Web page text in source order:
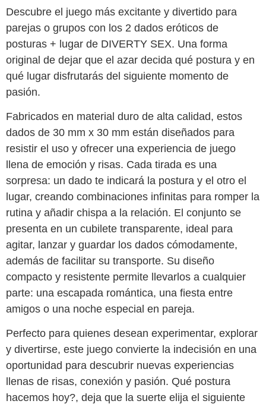
Descubre el juego más excitante y divertido para
parejas o grupos con los 2 dados eróticos de
posturas + lugar de DIVERTY SEX. Una forma
original de dejar que el azar decida qué postura y en
qué lugar disfrutarás del siguiente momento de
pasión.
Fabricados en material duro de alta calidad, estos
dados de 30 mm x 30 mm están diseñados para
resistir el uso y ofrecer una experiencia de juego
llena de emoción y risas. Cada tirada es una
sorpresa: un dado te indicará la postura y el otro el
lugar, creando combinaciones infinitas para romper la
rutina y añadir chispa a la relación. El conjunto se
presenta en un cubilete transparente, ideal para
agitar, lanzar y guardar los dados cómodamente,
además de facilitar su transporte. Su diseño
compacto y resistente permite llevarlos a cualquier
parte: una escapada romántica, una fiesta entre
amigos o una noche especial en pareja.
Perfecto para quienes desean experimentar, explorar
y divertirse, este juego convierte la indecisión en una
oportunidad para descubrir nuevas experiencias
llenas de risas, conexión y pasión. Qué postura
hacemos hoy?, deja que la suerte elija el siguiente